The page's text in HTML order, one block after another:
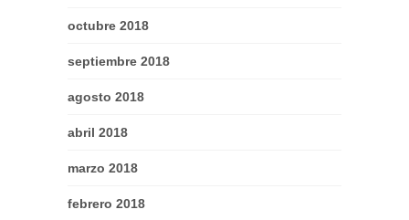
octubre 2018
septiembre 2018
agosto 2018
abril 2018
marzo 2018
febrero 2018